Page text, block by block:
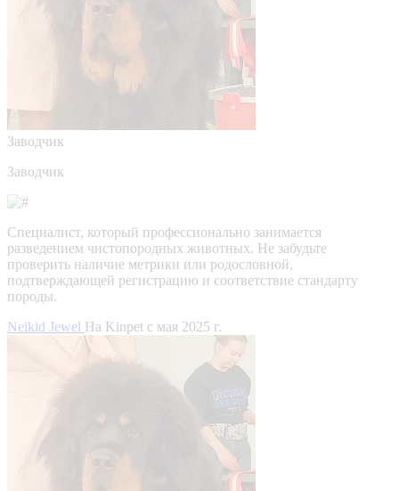
Заводчик
Заводчик
Специалист, который профессионально занимается
разведением чистопородных животных. Не забудьте
проверить наличие метрики или родословной,
подтверждающей регистрацию и соответствие стандарту
породы.
Neikid Jewel На Kinpet c мая 2025 г.